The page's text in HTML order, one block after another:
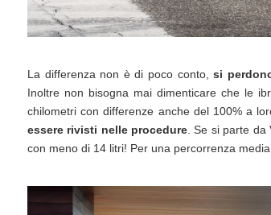
La differenza non è di poco conto,si
Inoltre non bisogna mai dimenticare che le
chilometri con differenze anche del 100% a
essere rivisti nelle procedure . Se si parte
con meno di 14 litri! Per una percorrenza